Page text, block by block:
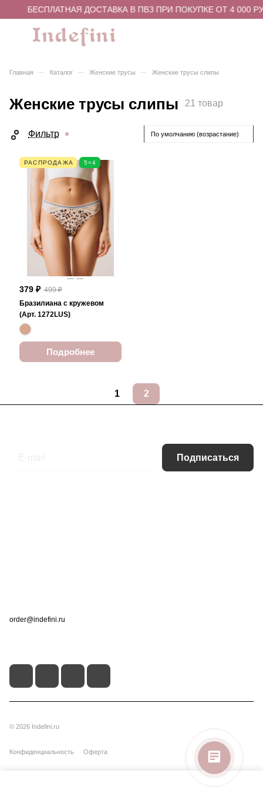
БЕСПЛАТНАЯ ДОСТАВКА В ПВЗ ПРИ ПОКУПКЕ ОТ 4 000
Главная – Каталог – Женские трусы – Женские трусы слипы
Женские трусы слипы 21 товар
Фильтр По умолчанию (возрастание)
РАСПРОДАЖА 5=4
379 ₽ 499 ₽
Бразилиана с кружевом
(Арт. 1272LUS)
Подробнее
1 2
Подписаться
order@indefini.ru
© 2026 Indefini.ru
Конфиденциальность Оферта